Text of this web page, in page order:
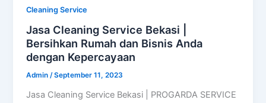
Cleaning Service
Jasa Cleaning Service Bekasi |
Bersihkan Rumah dan Bisnis Anda
dengan Kepercayaan
Admin/September 11, 2023
Jasa Cleaning Service Bekasi | PROGARDA SERVICE